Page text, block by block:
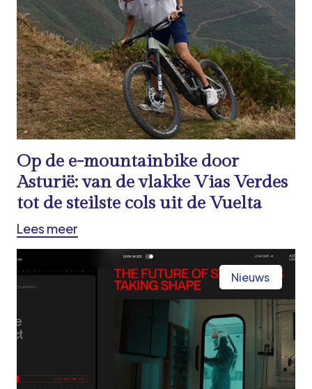
Op de e-mountainbike door
Asturië: van de vlakke Vias Verdes
tot de steilste cols uit de Vuelta
Lees meer
Nieuws